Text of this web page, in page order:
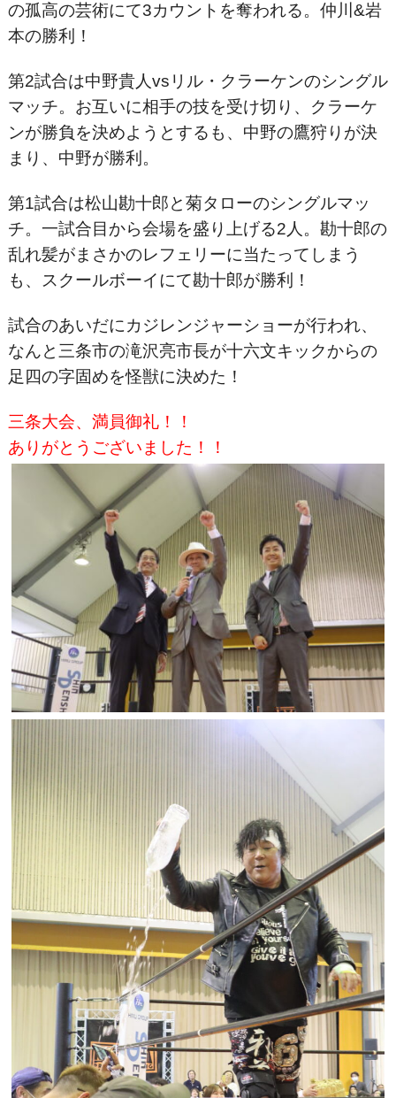
の孤高の芸術にて3カウントを奪われる。仲川&岩
本の勝利！
第2試合は中野貴人vsリル・クラーケンのシングル
マッチ。お互いに相手の技を受け切り、クラーケ
ンが勝負を決めようとするも、中野の鷹狩りが決
まり、中野が勝利。
第1試合は松山勘十郎と菊タローのシングルマッ
チ。一試合目から会場を盛り上げる2人。勘十郎の
乱れ髪がまさかのレフェリーに当たってしまう
も、スクールボーイにて勘十郎が勝利！
試合のあいだにカジレンジャーショーが行われ、
なんと三条市の滝沢亮市長が十六文キックからの
足四の字固めを怪獣に決めた！
三条大会、満員御礼！！
ありがとうございました！！